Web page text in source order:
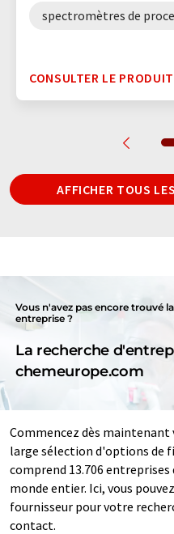
spectromètres de
CONSULTER LE PRODUIT
AFFICHER TOUS
Vous n'avez pas encore trouvé
entreprise ?
La recherche
chemeurope.com
Commencez dès maintenant
large sélection d'options de
comprend 13.706 entreprises
monde entier. Ici, vous
fournisseur pour votre
contact.